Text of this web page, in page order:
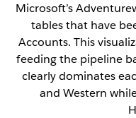
Microsoft’s
tables that have
Accounts. This
feeding the pipeline
clearly dominates
and Western